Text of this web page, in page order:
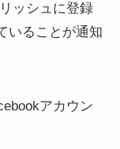
ッシュに登録
いることが通知
アカウン